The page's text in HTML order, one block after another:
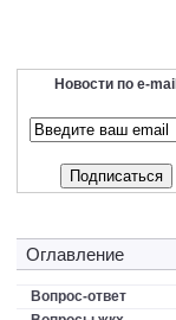
Новости по e-mail
Оглавление
Вопрос-ответ